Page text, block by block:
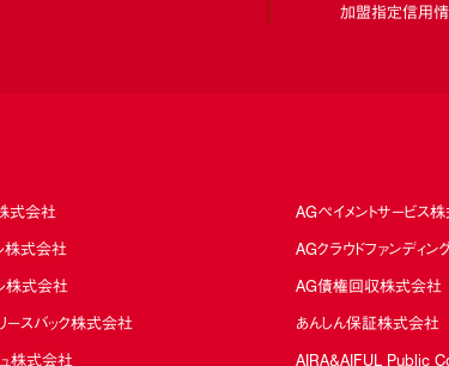
加盟指定信用情
式会社
AGペイメントサービス
株式会社
AGクラウドファンディ
株式会社
AG債権回収株式会社
ースバック株式会社
あんしん保証株式会社
ュ株式会社
AIRA＆AIFUL Public